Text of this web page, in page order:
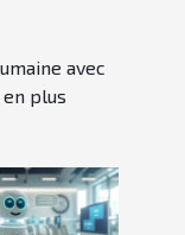
avec
plus